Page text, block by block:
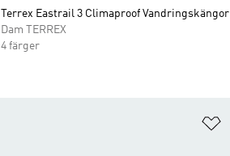
Terrex Eastrail 3 Climaproof Vandringskängor
Dam TERREX
4 färger